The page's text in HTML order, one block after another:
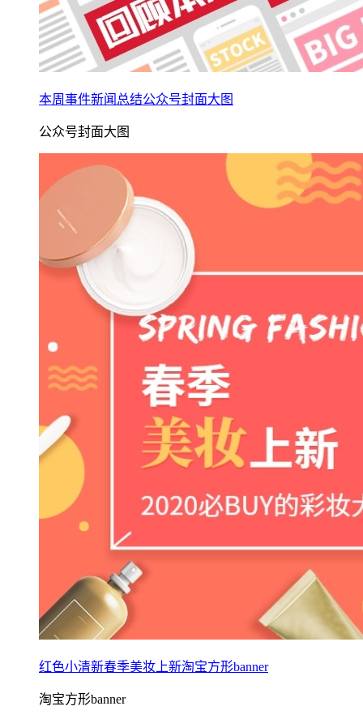
本周事件新闻总结公众号封面大图
公众号封面大图
红色小清新春季美妆上新淘宝方形banner
淘宝方形banner